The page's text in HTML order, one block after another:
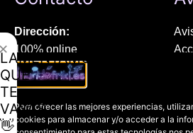
Para ofrecer las mejores experiencias,
cookies para almacenar y/o acceder a la
Dirección:
100% online
Manresa (08241), Barcelona
Chat Whatsapp (solo texto):
+34 689 800 662
LAMENTAMOS
QUE
TE
VAYAS
👋